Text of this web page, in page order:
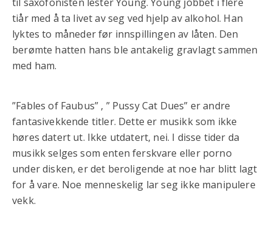
tiår med å ta livet av seg ved hjelp av alkohol. Han
lyktes to måneder før innspillingen av låten. Den
berømte hatten hans ble antakelig gravlagt sammen
med ham.
”Fables of Faubus” , ” Pussy Cat Dues” er andre
fantasivekkende titler. Dette er musikk som ikke
høres datert ut. Ikke utdatert, nei. I disse tider da
musikk selges som enten ferskvare eller porno
under disken, er det beroligende at noe har blitt lagt
for å vare. Noe menneskelig lar seg ikke manipulere
vekk.